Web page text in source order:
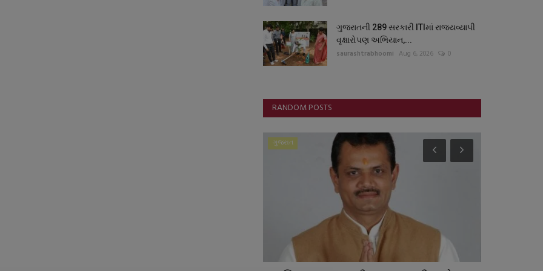
ગુજરાતની 289 સરકારી ITIમાં રાજ્યવ્યાપી
વૃક્ષારોપણ અભિયાન,...
saurashtrabhoomi Aug 6, 2026 0
RANDOM POSTS
ગુજરાત